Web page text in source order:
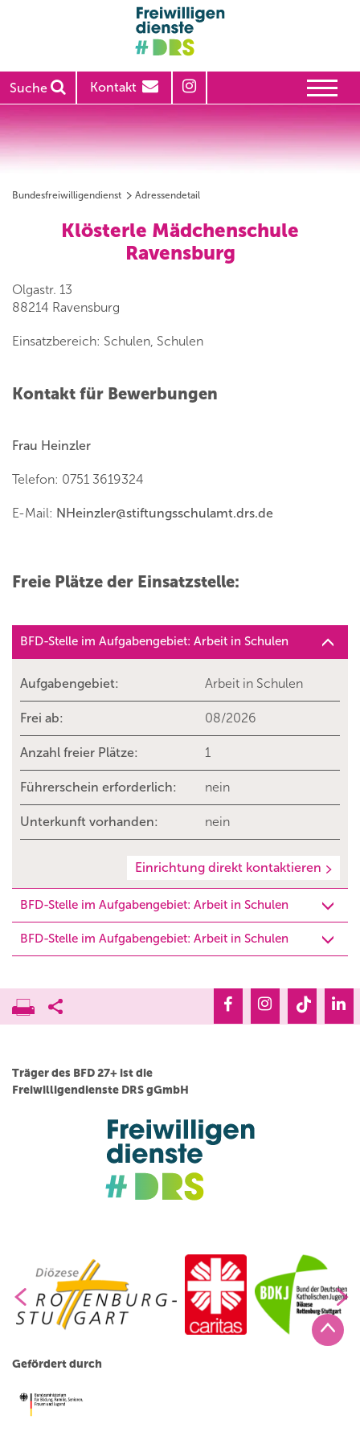
Suche Kontakt
Bundesfreiwilligendienst Adressendetail
Klösterle Mädchenschule
Ravensburg
Olgastr. 13
88214 Ravensburg
Einsatzbereich: Schulen, Schulen
Kontakt für Bewerbungen
Frau Heinzler
Telefon: 0751 3619324
E-Mail: NHeinzler@stiftungsschulamt.drs.de
Freie Plätze der Einsatzstelle:
BFD-Stelle im Aufgabengebiet: Arbeit in Schulen
Aufgabengebiet: Arbeit in Schulen
Frei ab: 08/2026
Anzahl freier Plätze: 1
Führerschein erforderlich: nein
Unterkunft vorhanden: nein
Einrichtung direkt kontaktieren
BFD-Stelle im Aufgabengebiet: Arbeit in Schulen
BFD-Stelle im Aufgabengebiet: Arbeit in Schulen
Träger des BFD 27+ ist die
Freiwilligendienste DRS gGmbH
Gefördert durch